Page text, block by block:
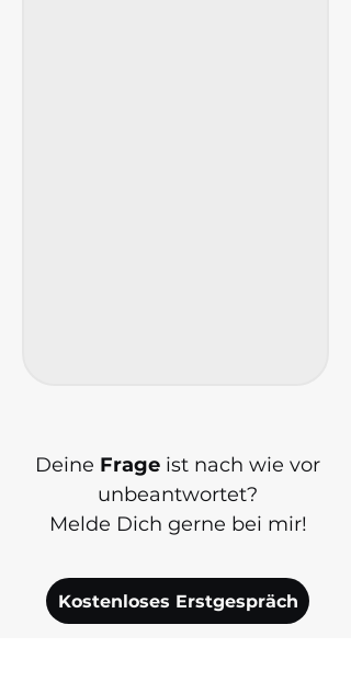
Deine Frage ist nach wie vor
unbeantwortet?
Melde Dich gerne bei mir!
Kostenloses Erstgespräch